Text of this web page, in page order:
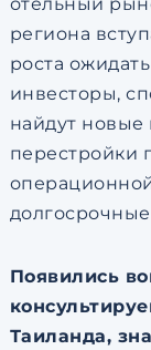
региона
роста
инвесторы,
найдут новые
перестройки
Появились
Таиланда,